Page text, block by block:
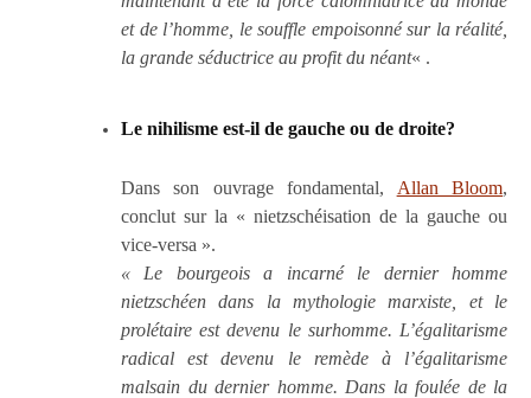
et de l’homme, le souffle empoisonné sur la réalité,
la grande séductrice au profit du néant« .
Le nihilisme est-il de gauche ou de droite?
Dans son ouvrage fondamental, Allan Bloom,
conclut sur la « nietzschéisation de la gauche ou
vice-versa ».
« Le bourgeois a incarné le dernier homme
nietzschéen dans la mythologie marxiste, et le
prolétaire est devenu le surhomme. L’égalitarisme
radical est devenu le remède à l’égalitarisme
malsain du dernier homme. Dans la foulée de la